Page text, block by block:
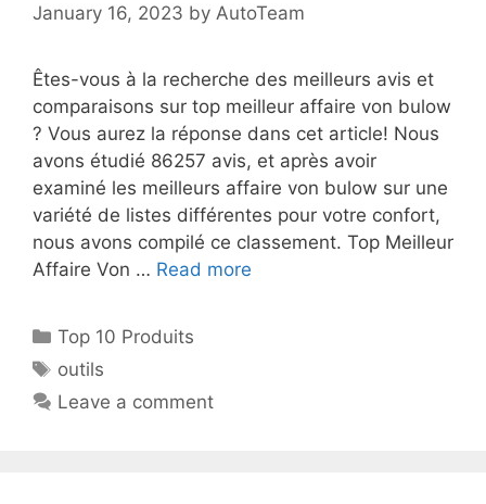
January 16, 2023 by AutoTeam
Êtes-vous à la recherche des meilleurs avis et
comparaisons sur top meilleur affaire von bulow
? Vous aurez la réponse dans cet article! Nous
avons étudié 86257 avis, et après avoir
examiné les meilleurs affaire von bulow sur une
variété de listes différentes pour votre confort,
nous avons compilé ce classement. Top Meilleur
Affaire Von … Read more
Top 10 Produits
outils
Leave a comment